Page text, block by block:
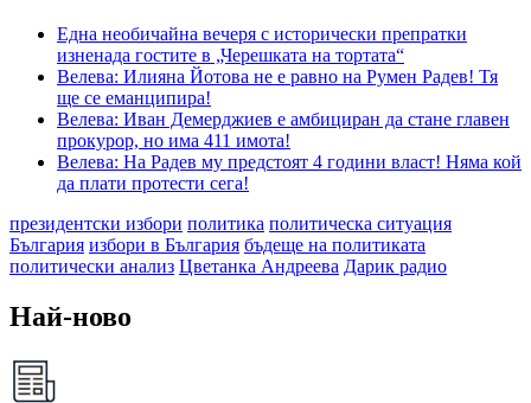
Една необичайна вечеря с исторически препратки
изненада гостите в „Черешката на тортата“
Велева: Илияна Йотова не е равно на Румен Радев! Тя
ще се еманципира!
Велева: Иван Демерджиев е амбициран да стане главен
прокурор, но има 411 имота!
Велева: На Радев му предстоят 4 години власт! Няма кой
да плати протести сега!
президентски избори политика политическа ситуация
България избори в България бъдеще на политиката
политически анализ Цветанка Андреева Дарик радио
Най-ново